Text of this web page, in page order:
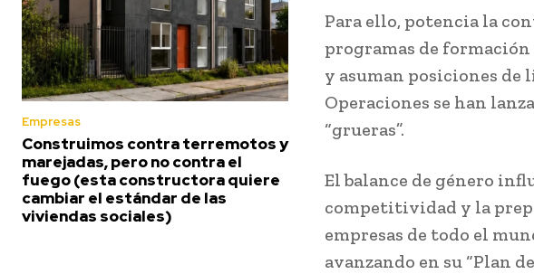
Empresas
Construimos contra terremotos y
marejadas, pero no contra el
fuego (esta constructora quiere
cambiar el estándar de las
viviendas sociales)
Para ello, potencia la
programas de formación
y asuman posiciones de
Operaciones se han
“grueras”.
El balance de género
competitividad y la
empresas de todo el
avanzando en su “Plan